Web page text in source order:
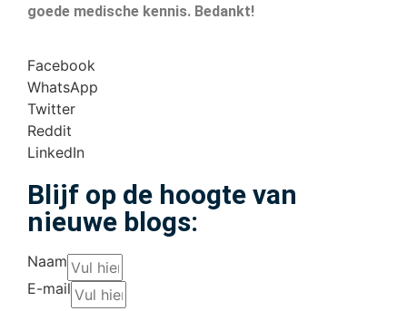
goede medische kennis. Bedankt!
Facebook
WhatsApp
Twitter
Reddit
LinkedIn
Blijf op de hoogte van
nieuwe blogs:
Naam
E-mail